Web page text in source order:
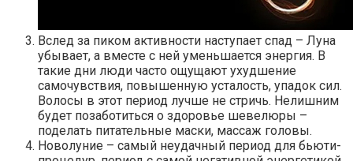
Вслед за пиком активности наступает спад – Луна
убывает, а вместе с ней уменьшается энергия. В
такие дни люди часто ощущают ухудшение
самочувствия, повышенную усталость, упадок сил.
Волосы в этот период лучше не стричь. Нелишним
будет позаботиться о здоровье шевелюры –
поделать питательные маски, массаж головы.
Новолуние – самый неудачный период для бьюти-